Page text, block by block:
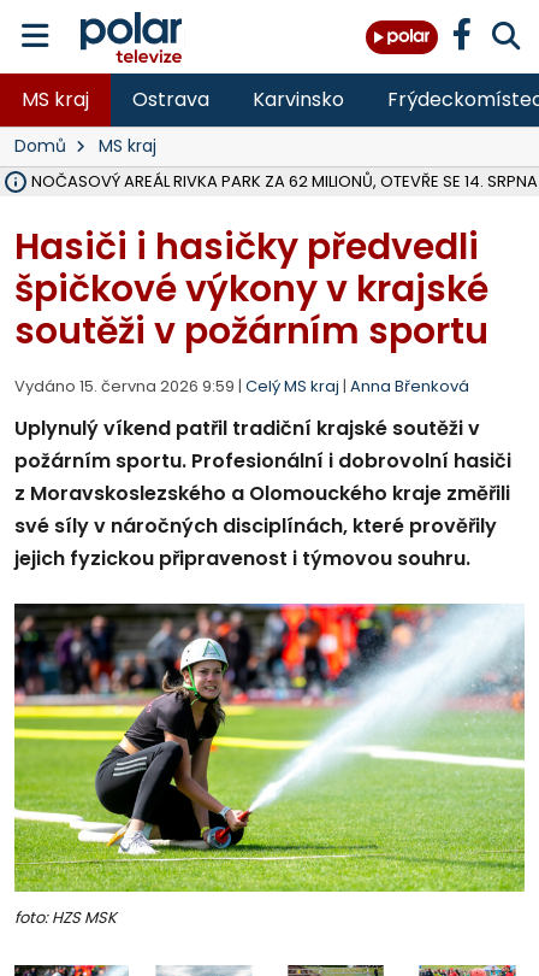
MS kraj Ostrava Karvinsko
Domů MS kraj
AREÁL RIVKA PARK ZA 62 MILIONŮ, OTEVŘE SE 14. SRPNA
Hasiči i hasičky předvedli
špičkové výkony v krajské
soutěži v požárním sportu
Vydáno 15. června 2026 9:59 | Celý MS kraj | Anna Břenková
Uplynulý víkend patřil tradiční krajské soutěži v
požárním sportu. Profesionální i dobrovolní hasiči
z Moravskoslezského a Olomouckého kraje změřili
své síly v náročných disciplínách, které prověřily
jejich fyzickou připravenost i týmovou souhru.
foto: HZS MSK